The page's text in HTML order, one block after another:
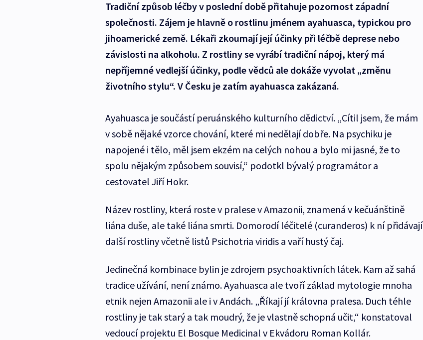
Tradiční způsob léčby v poslední době přitahuje pozornost západní
společnosti. Zájem je hlavně o rostlinu jménem ayahuasca, typickou pro
jihoamerické země. Lékaři zkoumají její účinky při léčbě deprese nebo
závislosti na alkoholu. Z rostliny se vyrábí tradiční nápoj, který má
nepříjemné vedlejší účinky, podle vědců ale dokáže vyvolat „změnu
životního stylu“. V Česku je zatím ayahuasca zakázaná.
Ayahuasca je součástí peruánského kulturního dědictví. „Cítil jsem, že mám
v sobě nějaké vzorce chování, které mi nedělají dobře. Na psychiku je
napojené i tělo, měl jsem ekzém na celých nohou a bylo mi jasné, že to
spolu nějakým způsobem souvisí,“ podotkl bývalý programátor a
cestovatel Jiří Hokr.
Název rostliny, která roste v pralese v Amazonii, znamená v kečuánštině
liána duše, ale také liána smrti. Domorodí léčitelé (curanderos) k ní přidávají
další rostliny včetně listů Psichotria viridis a vaří hustý čaj.
Jedinečná kombinace bylin je zdrojem psychoaktivních látek. Kam až sahá
tradice užívání, není známo. Ayahuasca ale tvoří základ mytologie mnoha
etnik nejen Amazonii ale i v Andách. „Říkají jí královna pralesa. Duch téhle
rostliny je tak starý a tak moudrý, že je vlastně schopná učit,“ konstatoval
vedoucí projektu El Bosque Medicinal v Ekvádoru Roman Kollár.